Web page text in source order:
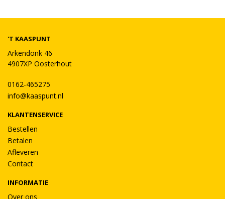
'T KAASPUNT
Arkendonk 46
4907XP Oosterhout
0162-465275
info@kaaspunt.nl
KLANTENSERVICE
Bestellen
Betalen
Afleveren
Contact
INFORMATIE
Over ons